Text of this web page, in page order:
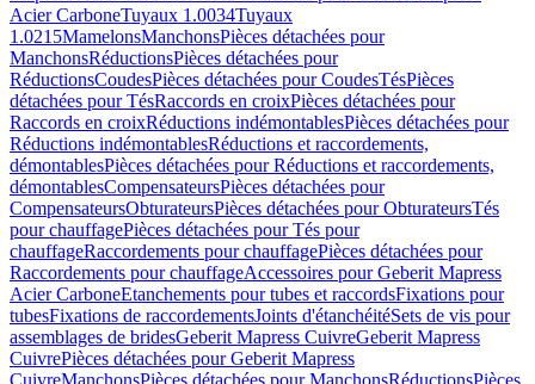
Acier CarboneTuyaux 1.0034Tuyaux
1.0215MamelonsManchonsPièces détachées pour
ManchonsRéductionsPièces détachées pour
RéductionsCoudesPièces détachées pour CoudesTésPièces
détachées pour TésRaccords en croixPièces détachées pour
Raccords en croixRéductions indémontablesPièces détachées pour
Réductions indémontablesRéductions et raccordements,
démontablesPièces détachées pour Réductions et raccordements,
démontablesCompensateursPièces détachées pour
CompensateursObturateursPièces détachées pour ObturateursTés
pour chauffagePièces détachées pour Tés pour
chauffageRaccordements pour chauffagePièces détachées pour
Raccordements pour chauffageAccessoires pour Geberit Mapress
Acier CarboneEtanchements pour tubes et raccordsFixations pour
tubesFixations de raccordementsJoints d'étanchéitéSets de vis pour
assemblages de bridesGeberit Mapress CuivreGeberit Mapress
CuivrePièces détachées pour Geberit Mapress
CuivreManchonsPièces détachées pour ManchonsRéductionsPièces